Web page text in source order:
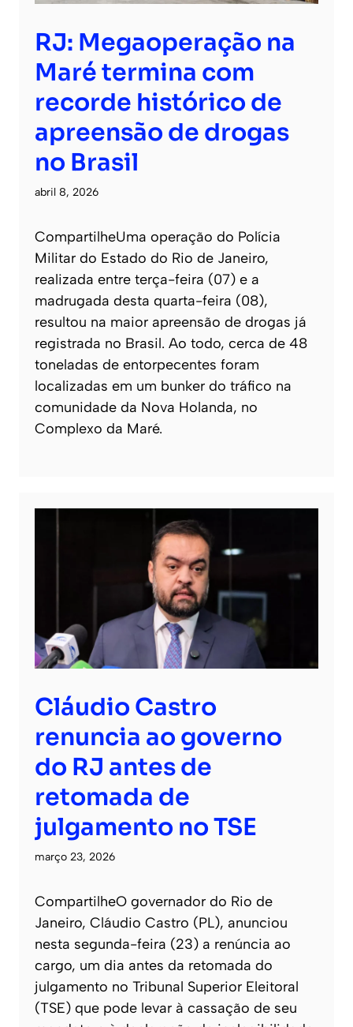
RJ: Megaoperação na
Maré termina com
recorde histórico de
apreensão de drogas
no Brasil
abril 8, 2026
CompartilheUma operação do Polícia
Militar do Estado do Rio de Janeiro,
realizada entre terça-feira (07) e a
madrugada desta quarta-feira (08),
resultou na maior apreensão de drogas já
registrada no Brasil. Ao todo, cerca de 48
toneladas de entorpecentes foram
localizadas em um bunker do tráfico na
comunidade da Nova Holanda, no
Complexo da Maré.
Cláudio Castro
renuncia ao governo
do RJ antes de
retomada de
julgamento no TSE
março 23, 2026
CompartilheO governador do Rio de
Janeiro, Cláudio Castro (PL), anunciou
nesta segunda-feira (23) a renúncia ao
cargo, um dia antes da retomada do
julgamento no Tribunal Superior Eleitoral
(TSE) que pode levar à cassação de seu